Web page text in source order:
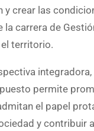
y crear las
la carrera de
territorio.
permite
el papel
y contribuir